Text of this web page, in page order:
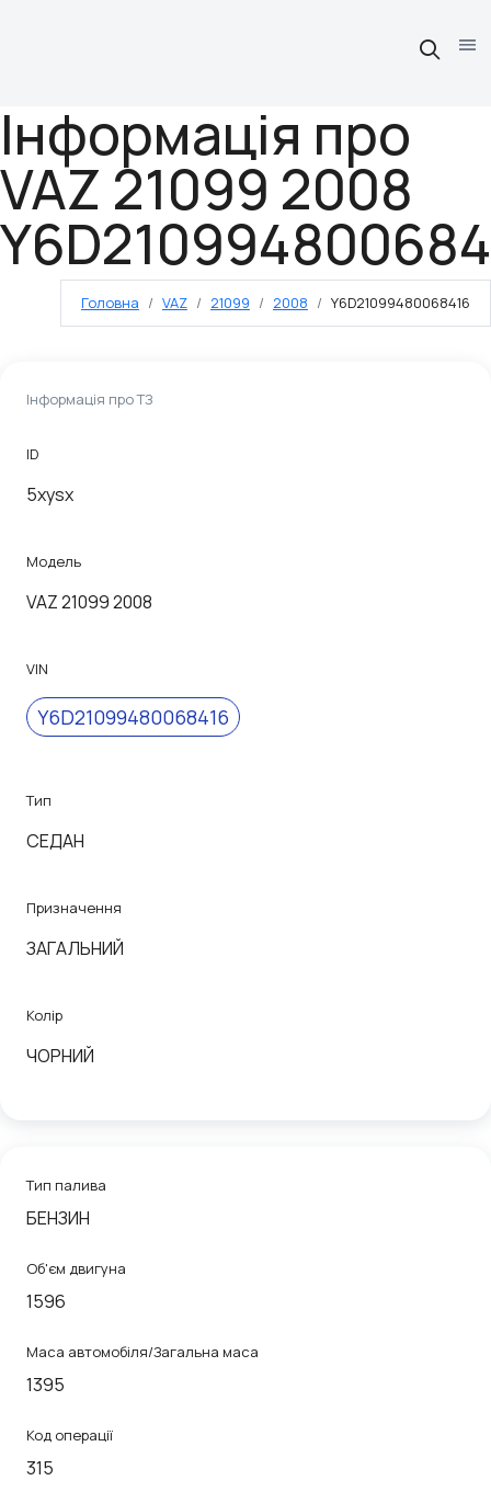
Інформація про
VAZ 21099 2008
Головна VAZ 21099 2008 Y6D21099480068416
Інформація про ТЗ
ID
5xysx
Модель
VAZ 21099 2008
VIN
Y6D21099480068416
Тип
СЕДАН
Призначення
ЗАГАЛЬНИЙ
Колір
ЧОРНИЙ
Тип палива
БЕНЗИН
Об'єм двигуна
1596
Маса автомобіля/Загальна маса
1395
Код операції
315